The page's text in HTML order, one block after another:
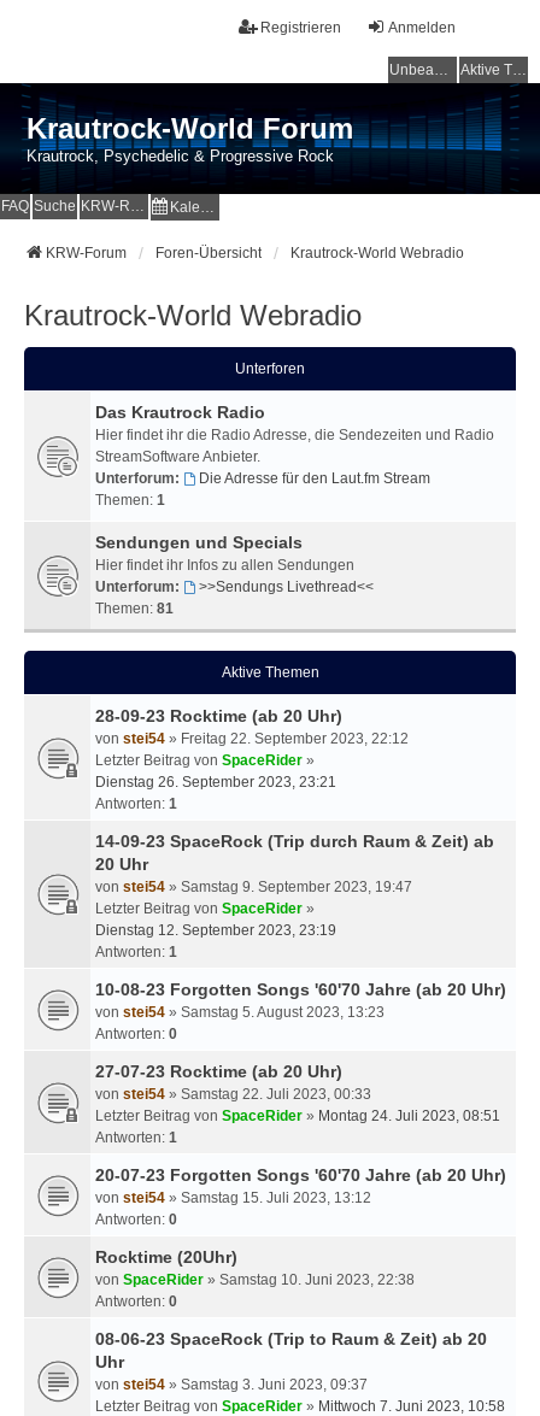
Anmelden
Registrieren
Unbeantwortete Themen Aktive Themen
Krautrock-World Forum
Krautrock, Psychedelic & Progressive Rock
FAQ Suche KRW-Radio Kalender
KRW-Forum Foren-Übersicht Krautrock-World Webradio
Krautrock-World Webradio
Unterforen
Das Krautrock Radio
Hier findet ihr die Radio Adresse, die Sendezeiten und Radio
StreamSoftware Anbieter.
Unterforum:
Die Adresse für den Laut.fm Stream
Themen: 1
Sendungen und Specials
Hier findet ihr Infos zu allen Sendungen
Unterforum:
>>Sendungs Livethread<<
Themen: 81
Aktive Themen
28-09-23 Rocktime (ab 20 Uhr)
von stei54 » Freitag 22. September 2023, 22:12
Letzter Beitrag von SpaceRider »
Dienstag 26. September 2023, 23:21
Antworten: 1
14-09-23 SpaceRock (Trip durch Raum & Zeit) ab
20 Uhr
von stei54 » Samstag 9. September 2023, 19:47
Letzter Beitrag von SpaceRider »
Dienstag 12. September 2023, 23:19
Antworten: 1
10-08-23 Forgotten Songs '60'70 Jahre (ab 20 Uhr)
von stei54 » Samstag 5. August 2023, 13:23
Antworten: 0
27-07-23 Rocktime (ab 20 Uhr)
von stei54 » Samstag 22. Juli 2023, 00:33
Letzter Beitrag von SpaceRider » Montag 24. Juli 2023, 08:51
Antworten: 1
20-07-23 Forgotten Songs '60'70 Jahre (ab 20 Uhr)
von stei54 » Samstag 15. Juli 2023, 13:12
Antworten: 0
Rocktime (20Uhr)
von SpaceRider » Samstag 10. Juni 2023, 22:38
Antworten: 0
08-06-23 SpaceRock (Trip to Raum & Zeit) ab 20
Uhr
von stei54 » Samstag 3. Juni 2023, 09:37
Letzter Beitrag von SpaceRider » Mittwoch 7. Juni 2023, 10:58